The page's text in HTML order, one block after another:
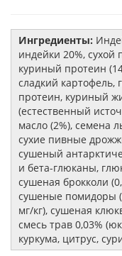
Ингредиенты:
индейки 20%, сухой
куриный протеин
сладкий
протеин, куриный
(естественный
масло (2%), семена
сухие пивные
сушеный
и бета-глюканы,
сушеная брокколи
сушеные помидоры
мг/кг), сушеная
смесь трав 0,03%
куркума, цитрус,